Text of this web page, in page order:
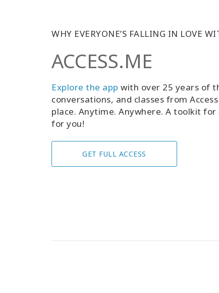
WHY EVERYONE’S FALLING IN LOVE
ACCESS.ME
Explore the app with over 25 years of
conversations, and classes from
place. Anytime. Anywhere. A toolkit
for you!
GET FULL ACCESS